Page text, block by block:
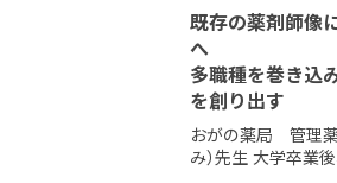
#コミュニケーション
#在宅
#地域密着
既存の薬剤師像
へ
多職種を巻き込
を創り出す
おがの薬局 管理
み）先生 大学卒業